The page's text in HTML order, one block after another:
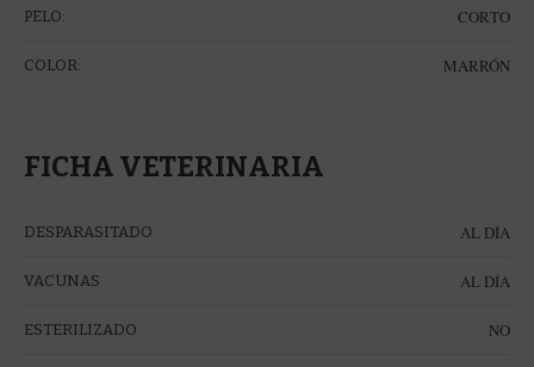
PELO: CORTO
COLOR: MARRÓN
FICHA VETERINARIA
DESPARASITADO AL DÍA
VACUNAS AL DÍA
ESTERILIZADO NO